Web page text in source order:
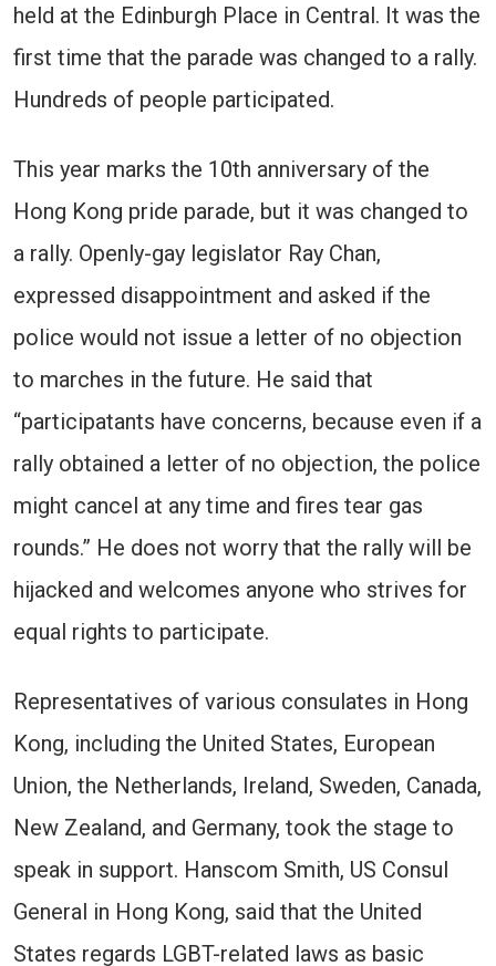
held at the Edinburgh Place in Central. It was the
first time that the parade was changed to a rally.
Hundreds of people participated.
This year marks the 10th anniversary of the
Hong Kong pride parade, but it was changed to
a rally. Openly-gay legislator Ray Chan,
expressed disappointment and asked if the
police would not issue a letter of no objection
to marches in the future. He said that
“participatants have concerns, because even if a
rally obtained a letter of no objection, the police
might cancel at any time and fires tear gas
rounds.” He does not worry that the rally will be
hijacked and welcomes anyone who strives for
equal rights to participate.
Representatives of various consulates in Hong
Kong, including the United States, European
Union, the Netherlands, Ireland, Sweden, Canada,
New Zealand, and Germany, took the stage to
speak in support. Hanscom Smith, US Consul
General in Hong Kong, said that the United
States regards LGBT-related laws as basic